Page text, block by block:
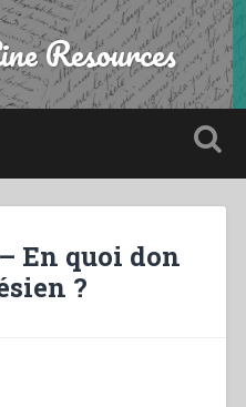
Resources
En quoi don
?